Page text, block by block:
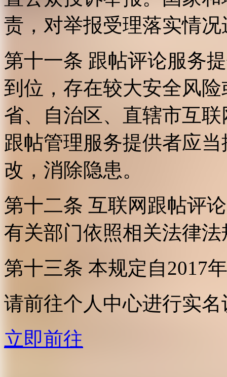
责，对举报受理落实情
第十一条 跟帖评论服务
到位，存在较大安全风
省、自治区、直辖市互
跟帖管理服务提供者应
改，消除隐患。
第十二条 互联网跟帖评
有关部门依照相关法律
第十三条 本规定自2017
请前往个人中心进行实名
立即前往